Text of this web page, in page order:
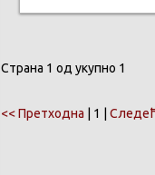
Страна 1 од укупно 1
<< Претходна | 1 |